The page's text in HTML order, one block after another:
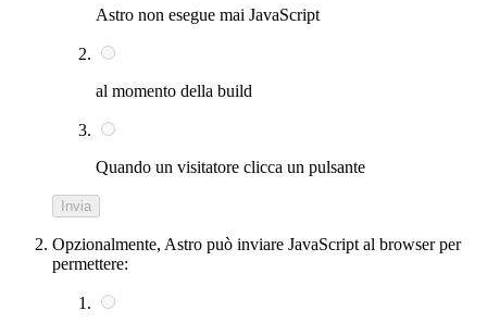
Astro non esegue mai JavaScript
al momento della build
Quando un visitatore clicca un pulsante
Invia
Opzionalmente, Astro può inviare JavaScript al browser per
permettere: